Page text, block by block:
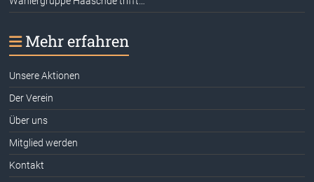
Mehr erfahren
Unsere Aktionen
Der Verein
Über uns
Mitglied werden
Kontakt